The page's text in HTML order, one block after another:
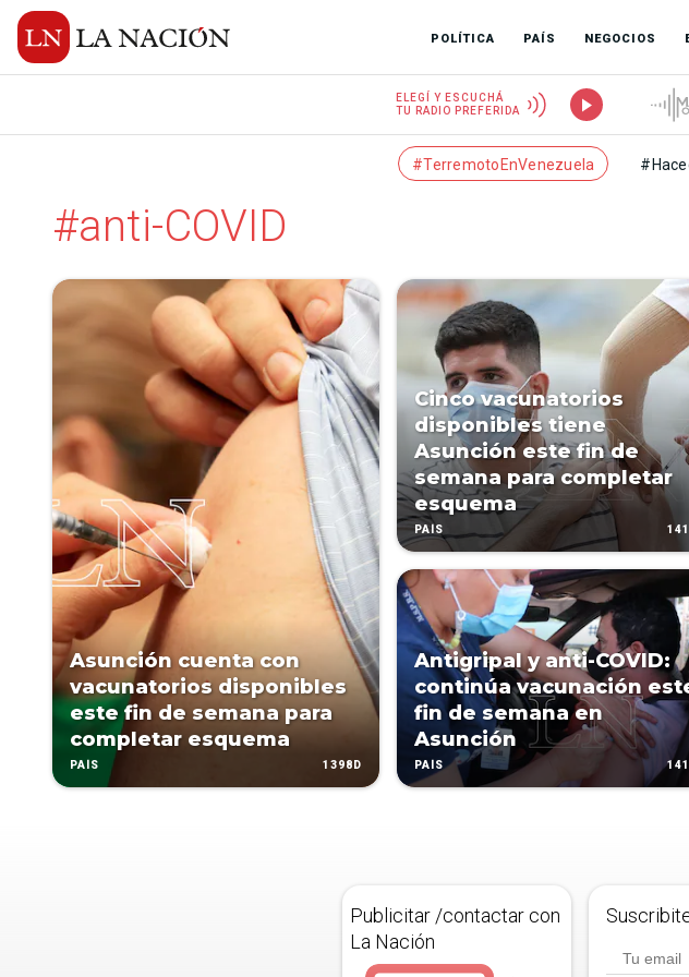
POLÍTICA PAÍS NEGOCIOS
ELEGÍ Y ESCUCHÁ
TU RADIO PREFERIDA
#TerremotoEnVenezuela
#anti-COVID
Asunción cuenta con
vacunatorios disponibles
este fin de semana para
completar esquema
PAÍS 1398D
Cinco vacunatorios
disponibles tiene
Asunción este fin de
semana para completar
esquema
PAÍS
Antigripal y anti-COVID:
continúa vacunación
fin de semana en
Asunción
PAÍS
Publicitar /contactar con
La Nación